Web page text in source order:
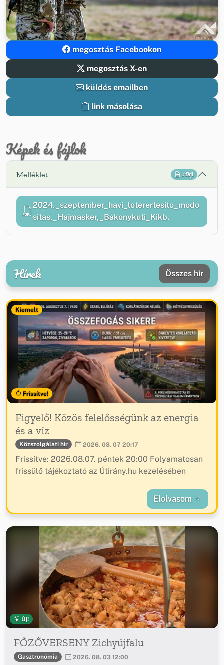
megosztás Facebookon
megosztás X-en
küldés emailben
link másolása
Képek és fájlok
Melléklet 1 fájl
2024._szeptember_havi_loterertesito_modo
sitas,_Hajmasker,_Bakonykuti_Kikb.
Hírek Összes hír
Kiemelt
Frissítve!
Figyelő! Közös felelősségünk az energia
és a víz
Közszolgálati hír 2026. 08. 07 20:17
Frissítve: 2026.08.07. péntek 20:00 Folyamatosan
frissülő tájékoztató az Útirány.hu kezelésében
Elolvasom
Új!
FŐZŐVERSENY Zichyújfalu
Gasztronómia 2026. 08. 03 12:00